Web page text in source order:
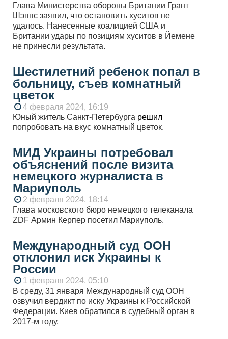
Глава Министерства обороны Британии Грант
Шэппс заявил, что остановить хуситов не
удалось. Нанесенные коалицией США и
Британии удары по позициям хуситов в Йемене
не принесли результата.
Шестилетний ребенок попал в
больницу, съев комнатный
цветок
4 февраля 2024, 16:19
Юный житель Санкт-Петербурга решил
попробовать на вкус комнатный цветок.
МИД Украины потребовал
объяснений после визита
немецкого журналиста в
Мариуполь
2 февраля 2024, 18:14
Глава московского бюро немецкого телеканала
ZDF Армин Керпер посетил Мариуполь.
Международный суд ООН
отклонил иск Украины к
России
1 февраля 2024, 05:10
В среду, 31 января Международный суд ООН
озвучил вердикт по иску Украины к Российской
Федерации. Киев обратился в судебный орган в
2017-м году.